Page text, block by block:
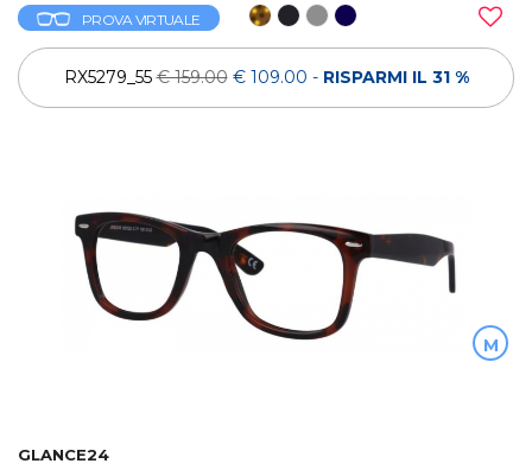
PROVA VIRTUALE
RX5279_55€ 159.00 € 109.00 - RISPARMI IL 31 %
M
GLANCE24